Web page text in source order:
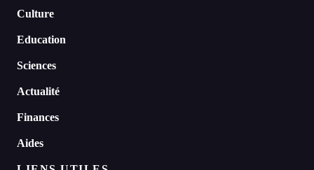
Culture
Education
Sciences
Actualité
Finances
Aides